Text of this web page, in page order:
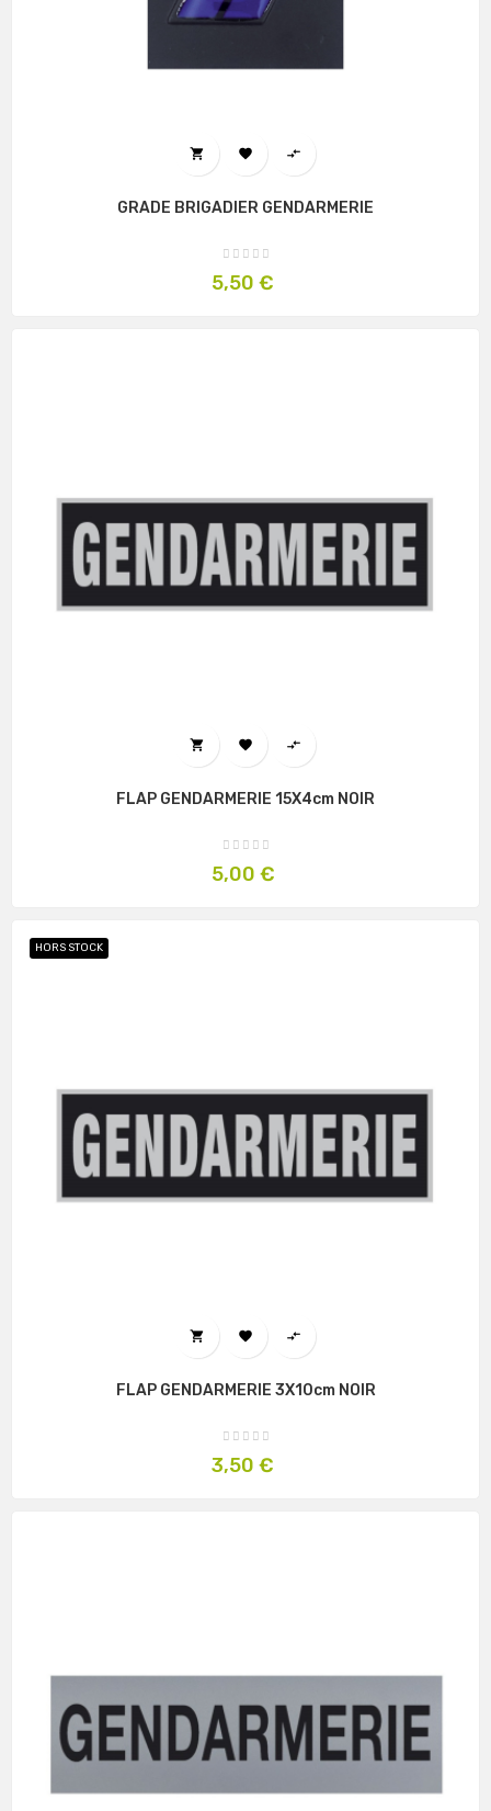
  
GRADE BRIGADIER GENDARMERIE
Prix
5,50 €
  
FLAP GENDARMERIE 15X4cm NOIR
Prix
5,00 €
HORS STOCK
  
FLAP GENDARMERIE 3X10cm NOIR
Prix
3,50 €